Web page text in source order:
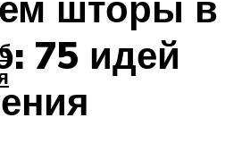
75 идей